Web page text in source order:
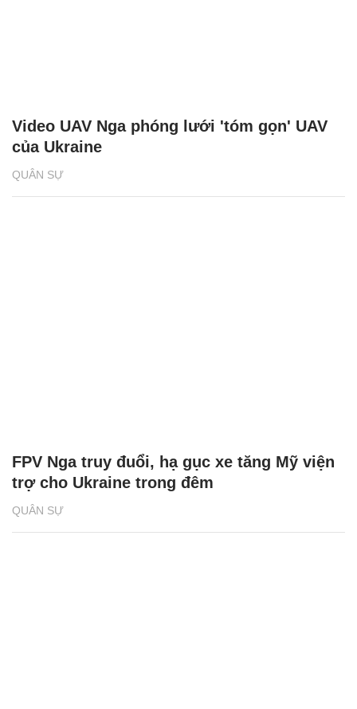
QUÂN SỰ
Video UAV Nga phóng lưới 'tóm gọn' UAV
của Ukraine
QUÂN SỰ
FPV Nga truy đuổi, hạ gục xe tăng Mỹ viện
trợ cho Ukraine trong đêm